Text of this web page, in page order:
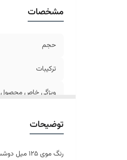
مشخصات
حجم
ترکیبات
ویژگی خاص محصول
توضیحات
رنگ موی 125 میل دوشس